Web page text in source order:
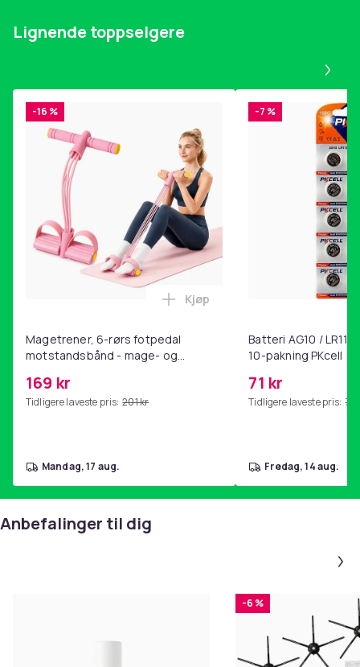
Lignende toppselgere
-16 %
Magetrener, 6-rørs fotpedal
motstandsbånd - mage- og
hjemmegymnastikk Pink
169 kr
Tidligere laveste pris: 201 kr
Legg Magetrener, 6-rørs
Kjøp
mandag, 17 aug.
-7 %
Batteri AG10 /
10-pakning PKcell
71 kr
Tidligere laveste pris: 76
fredag, 14 aug.
Anbefalinger til dig
-6 %